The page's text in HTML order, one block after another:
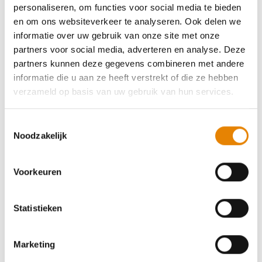
personaliseren, om functies voor social media te bieden
en om ons websiteverkeer te analyseren. Ook delen we
informatie over uw gebruik van onze site met onze
partners voor social media, adverteren en analyse. Deze
partners kunnen deze gegevens combineren met andere
informatie die u aan ze heeft verstrekt of die ze hebben
verzameld op basis van uw gebruik van hun services.
Noodzakelijk
Voorkeuren
Statistieken
Marketing
26 km 30 km
Zondag 16 augustus 2026
Leopoldsburg, Limburg
Marketentstertocht
14 km
Leopoldsburg, Limburg